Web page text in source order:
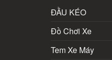
ĐẦU KÉO
Đồ Chơi Xe
Tem Xe Máy